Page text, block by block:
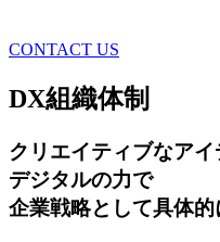
CONTACT US
DX組織体制
クリエイティブなアイ
デジタルの力で
企業戦略として具体的